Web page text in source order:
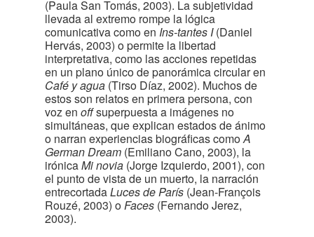
(Paula San Tomás, 2003). La subjetividad
llevada al extremo rompe la lógica
comunicativa como en Ins-tantes I(Daniel
Hervás, 2003) o permite la libertad
interpretativa, como las acciones repetidas
en un plano único de panorámica circular en
Café y agua (Tirso Díaz, 2002). Muchos de
estos son relatos en primera persona, con
voz en offsuperpuesta a imágenes no
simultáneas, que explican estados de ánimo
o narran experiencias biográficas comoA
German Dream (Emiliano Cano, 2003), la
irónicaMi novia (Jorge Izquierdo, 2001), con
el punto de vista de un muerto, la narración
entrecortadaLuces de París (Jean-François
Rouzé, 2003) o Faces (Fernando Jerez,
2003).